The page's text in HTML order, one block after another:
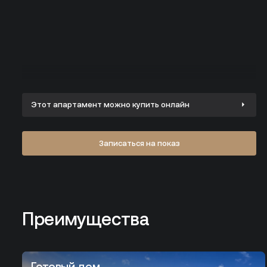
Этот апартамент можнокупить онлайн
Записаться на показ
Преимущества
Преимущества